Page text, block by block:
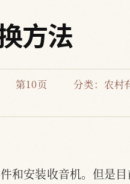
方法
第10页 分类： 农村
和安装收音机。但是